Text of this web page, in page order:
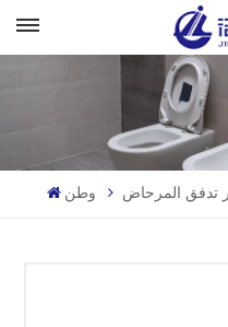
وطن تدفق المرحاض